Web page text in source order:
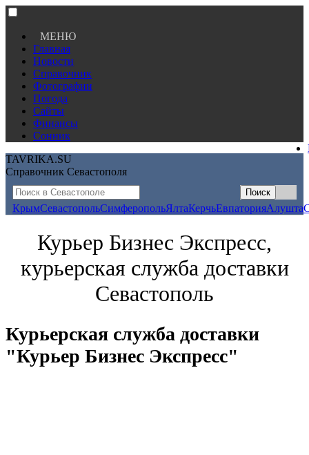
МЕНЮ
Главная
Новости
Справочник
Фотографии
Погода
Сайты
Финансы
Сонник
TAVRIKA.SU
Справочник Севастополя
КрымСевастопольСимферопольЯлтаКерчьЕвпаторияАлушта
Курьер Бизнес Экспресс,
курьерская служба доставки
Севастополь
Курьерская служба доставки
"Курьер Бизнес Экспресс"